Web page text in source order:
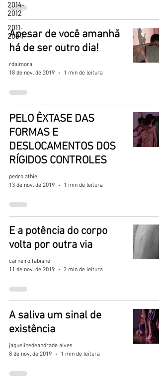
2014-
2012
2011-
2004
Apesar de você amanhã
há de ser outro dia!
rdalmora
18 de nov. de 2019
1 min de leitura
PELO ÊXTASE DAS
FORMAS E
DESLOCAMENTOS DOS
RÍGIDOS CONTROLES
pedro.athie
13 de nov. de 2019
1 min de leitura
E a potência do corpo
volta por outra via
carneiro.fabiane
11 de nov. de 2019
2 min de leitura
A saliva um sinal de
existência
jaquelinedeandrade.alves
8 de nov. de 2019
1 min de leitura